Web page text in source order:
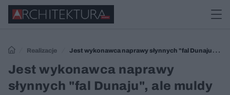
Realizacje
Jest wykonawca naprawy słynnych "fal Dunaju", ale
muldy z autostrady A1 będą znikały powoli
Jest wykonawca naprawy
słynnych "fal Dunaju", ale muldy